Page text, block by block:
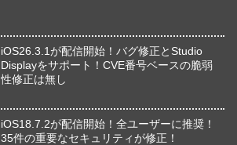
iOS26.3.1が配信開始！バグ修正とStudio
Displayをサポート！CVE番号ベースの脆弱
性修正は無し
iOS18.7.2が配信開始！全ユーザーに推奨！
35件の重要なセキュリティが修正！